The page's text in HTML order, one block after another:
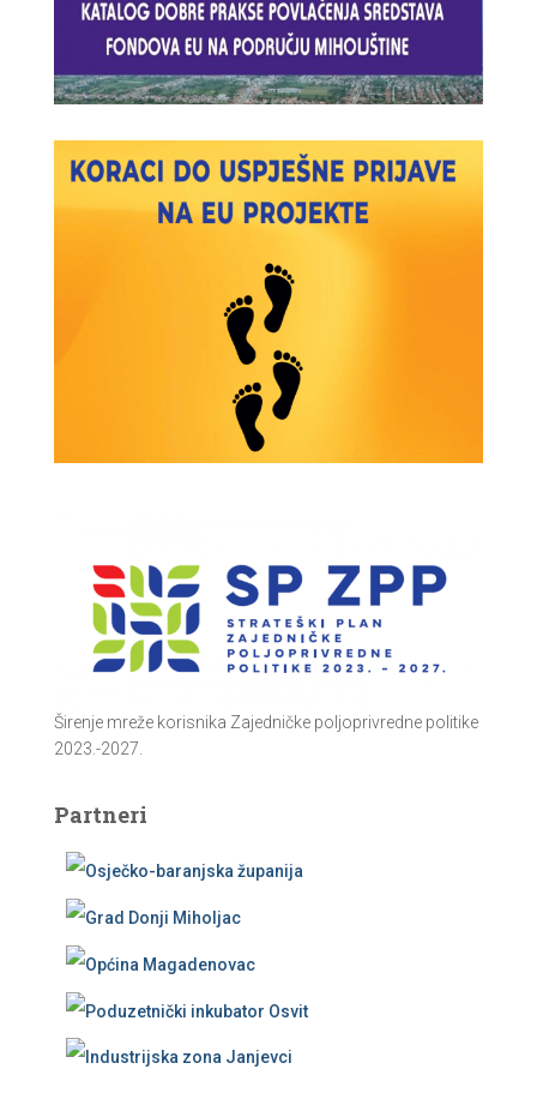
Širenje mreže korisnika Zajedničke poljoprivredne politike
2023.-2027.
Partneri